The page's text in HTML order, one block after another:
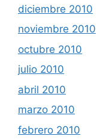
diciembre 2010
noviembre 2010
octubre 2010
julio 2010
abril 2010
marzo 2010
febrero 2010